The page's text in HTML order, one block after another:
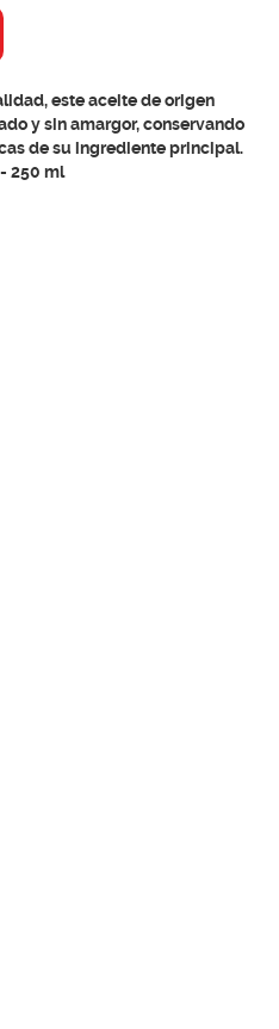
este aceite de origen
y sin amargor, conservando
de su ingrediente principal.
- 250 ml